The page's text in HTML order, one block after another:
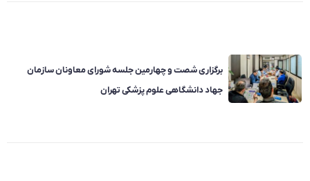
برگزاری شصت و چهارمین جلسه شورای معاونان سازمان
جهاد دانشگاهی علوم پزشکی تهران